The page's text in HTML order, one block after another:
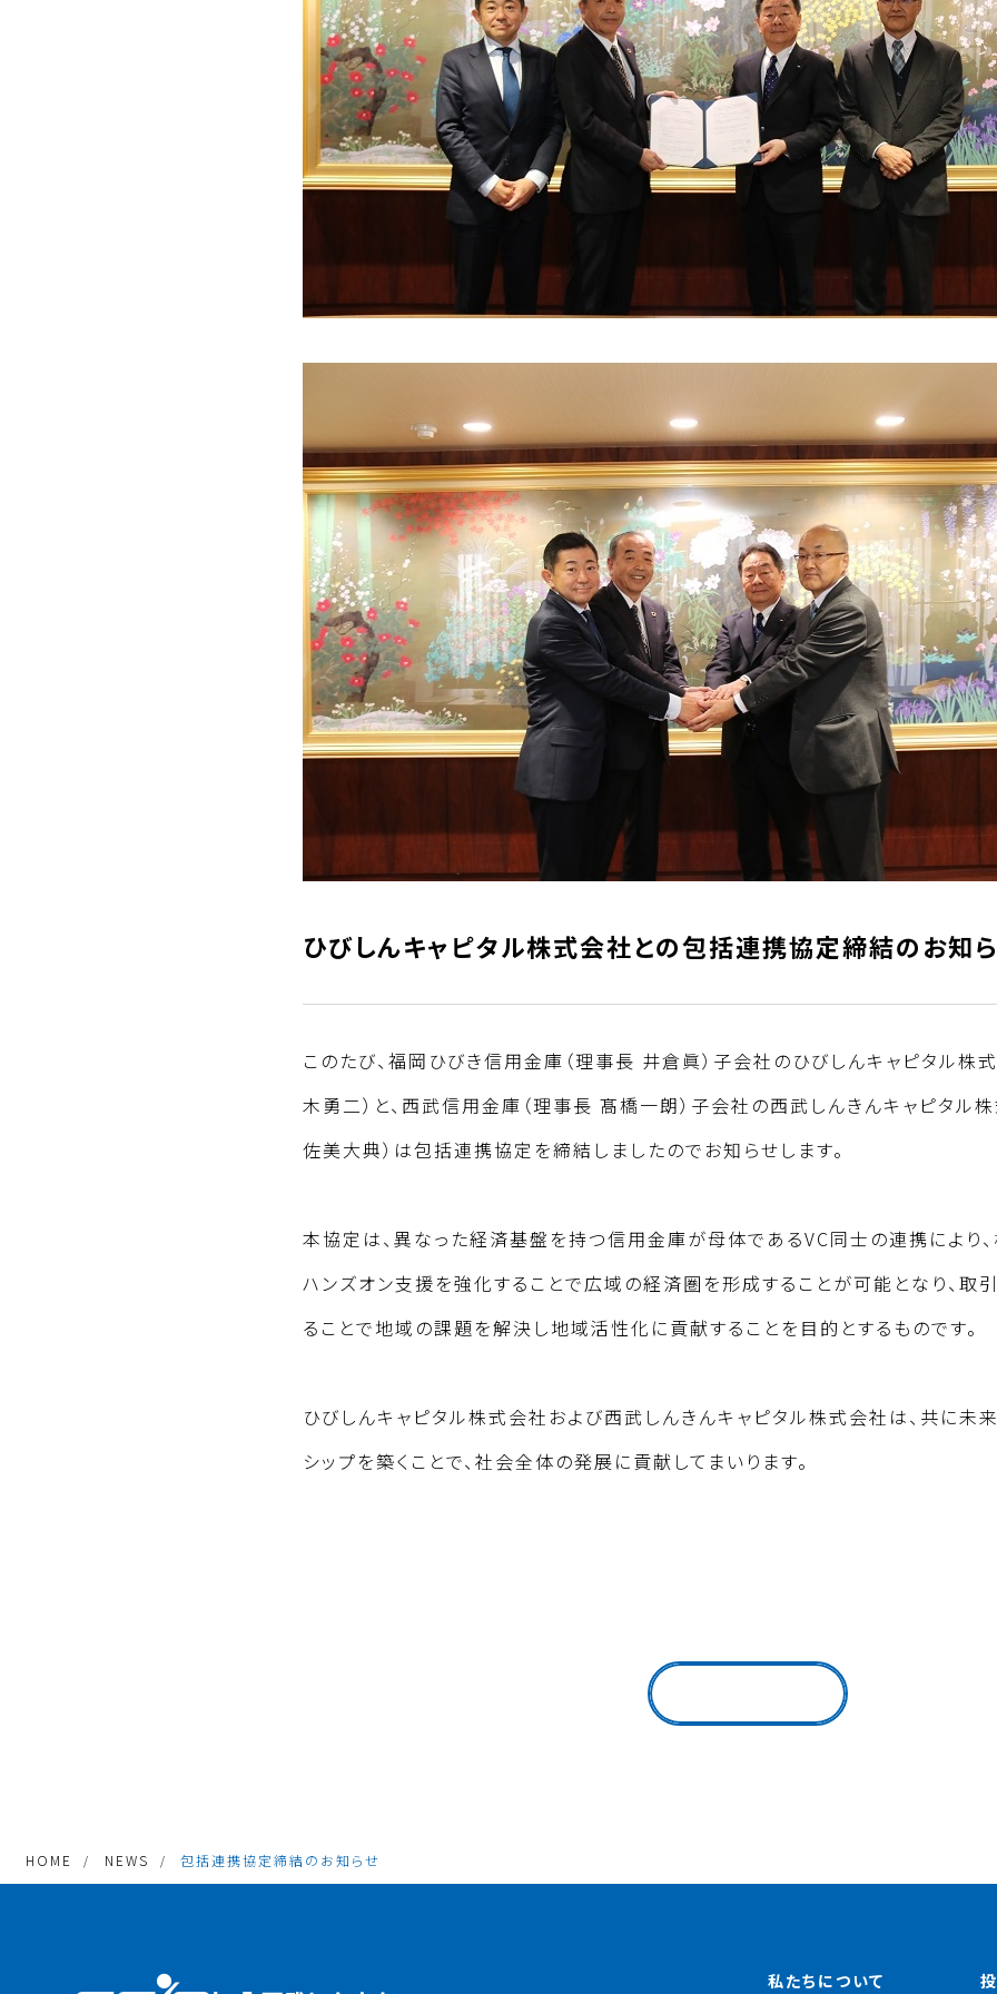
ひびしんキャピタル株式会社との包括連携協定締結のお知
このたび、福岡ひびき信用金庫（理事長 井倉眞）子会社のひびしんキャピタル
木勇二）と、西武信用金庫（理事長 髙橋一朗）子会社の西武しんきんキャピタル
佐美大典）は包括連携協定を締結しましたのでお知らせします。
本協定は、異なった経済基盤を持つ信用金庫が母体であるVC同士の連携により
ハンズオン支援を強化することで広域の経済圏を形成することが可能となり、取
ることで地域の課題を解決し地域活性化に貢献することを目的とするものです。
ひびしんキャピタル株式会社および西武しんきんキャピタル株式会社は、共に未
シップを築くことで、社会全体の発展に貢献してまいります。
HOME NEWS 包括連携協定締結のお知らせ
私たちについて